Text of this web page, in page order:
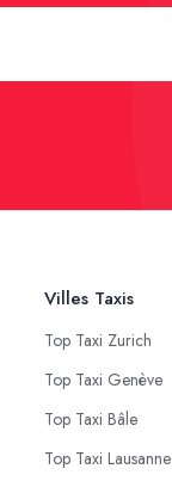
Villes Taxis
Top Taxi Zurich
Top Taxi Genève
Top Taxi Bâle
Top Taxi Lausanne